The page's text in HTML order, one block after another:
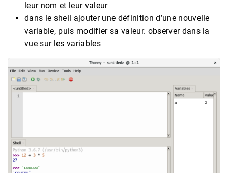
leur nom et leur valeur
dans le shell ajouter une définition d’une nouvelle
variable, puis modifier sa valeur. observer dans la
vue sur les variables